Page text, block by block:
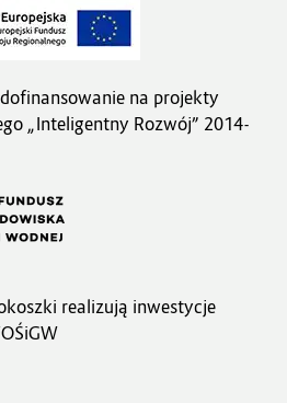
na projekty
„Inteligentny Rozwój” 2014-
realizują inwestycje